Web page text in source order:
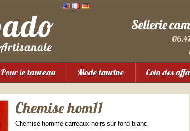
Sellerie
Pour le taureau Mode taurine Coin des
Chemise hom11
Chemise homme carreaux noirs sur fond blanc.